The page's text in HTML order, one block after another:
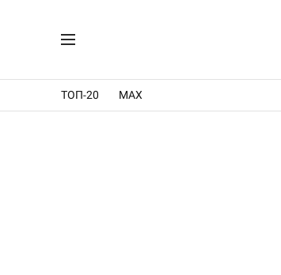
ТОП-20 MAX